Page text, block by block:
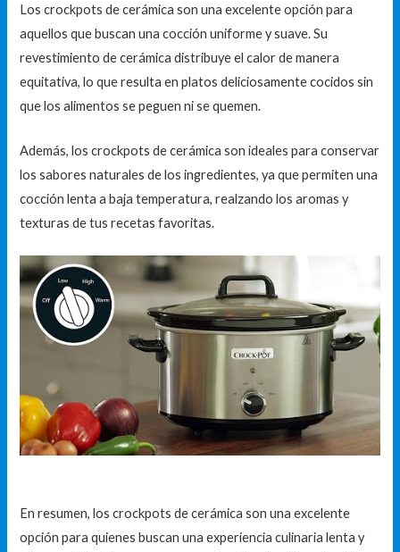
Los crockpots de cerámica son una excelente opción para
aquellos que buscan una cocción uniforme y suave. Su
revestimiento de cerámica distribuye el calor de manera
equitativa, lo que resulta en platos deliciosamente cocidos sin
que los alimentos se peguen ni se quemen.
Además, los crockpots de cerámica son ideales para conservar
los sabores naturales de los ingredientes, ya que permiten una
cocción lenta a baja temperatura, realzando los aromas y
texturas de tus recetas favoritas.
En resumen, los crockpots de cerámica son una excelente
opción para quienes buscan una experiencia culinaria lenta y